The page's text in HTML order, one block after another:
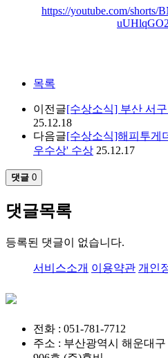
https://youtube.com/shorts/
목록
이전글[수상소식] 부산 서
25.12.18
다음글[수상소식]해피투게
우수상' 수상 25.12.17
댓글 0
댓글목록
등록된 댓글이 없습니다.
서비스소개 이용약관 개인
전화 : 051-781-7712
주소 : 부산광역시 해운대